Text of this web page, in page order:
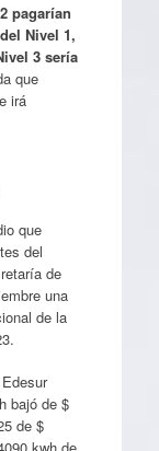
pagarían
Nivel 1,
3 sería
que
irá
que
del
de
una
de la
bajó de $
de $